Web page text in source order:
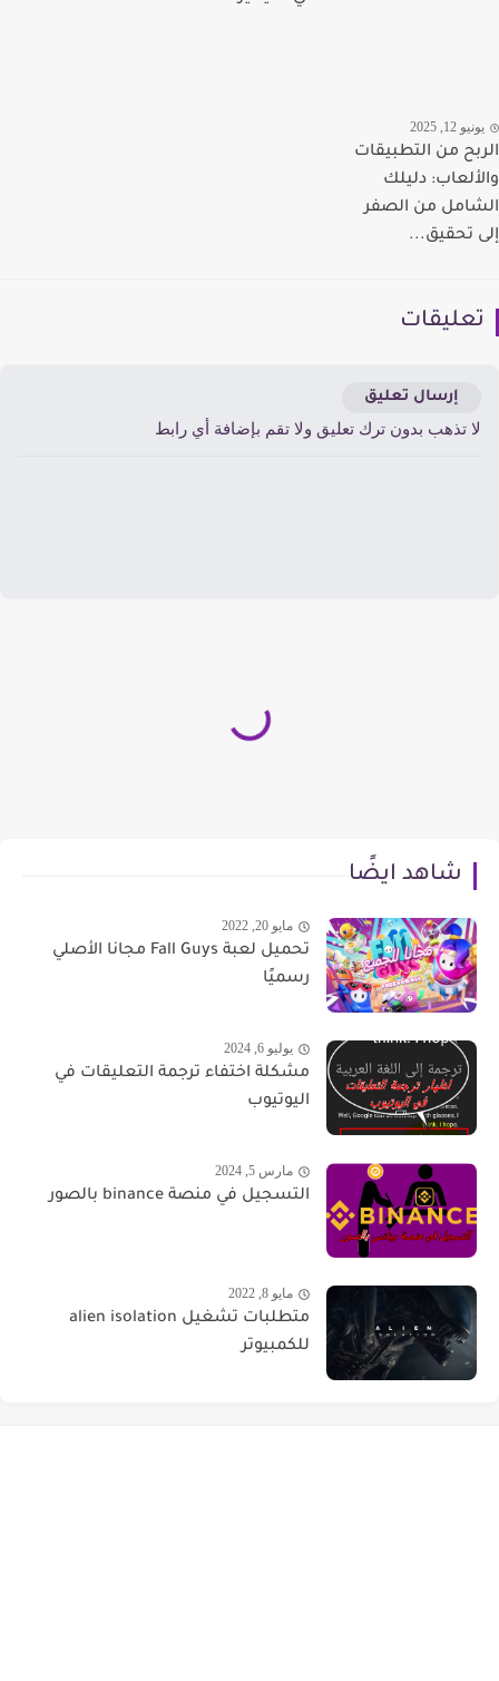
12, 2025
من التطبيقات
دليلك
من الصفر
تحقيق...
إرسال تعليق
تذهب بدون ترك تعليق ولا تقم بإضافة أي رابط
شاهد ايضًا
مايو 20, 2022
تحميل لعبة Fall Guys مجانا الأصلي
رسميًا
يوليو 6, 2024
مشكلة اختفاء ترجمة التعليقات في
اليوتيوب
مارس 5, 2024
التسجيل في منصة binance بالصور
مايو 8, 2022
متطلبات تشغيل alien isolation
للكمبيوتر